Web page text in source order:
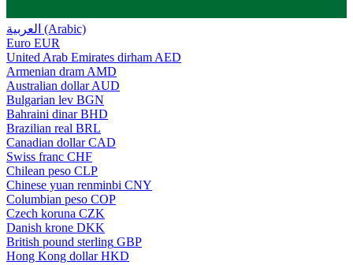
العربية (Arabic)
Euro EUR
United Arab Emirates dirham AED
Armenian dram AMD
Australian dollar AUD
Bulgarian lev BGN
Bahraini dinar BHD
Brazilian real BRL
Canadian dollar CAD
Swiss franc CHF
Chilean peso CLP
Chinese yuan renminbi CNY
Columbian peso COP
Czech koruna CZK
Danish krone DKK
British pound sterling GBP
Hong Kong dollar HKD